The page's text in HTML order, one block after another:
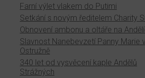
Farní výlet vlakem do Putimi
Setkání s novým ředitelem Charity
Obnovení ambonu a oltáře na
Slavnost Nanebevzetí Panny Marie v
Ostružně
340 let od vysvěcení kaple Andělů
Strážných